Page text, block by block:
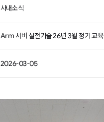
사내소식
Arm 서버 실전기술 26년 3월 정기 교육
2026-03-05